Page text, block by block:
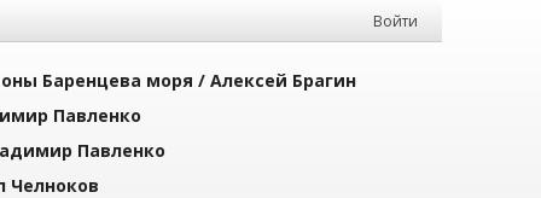
Войти
Баренцева моря / Алексей Брагин
Павленко
Павленко
Челноков